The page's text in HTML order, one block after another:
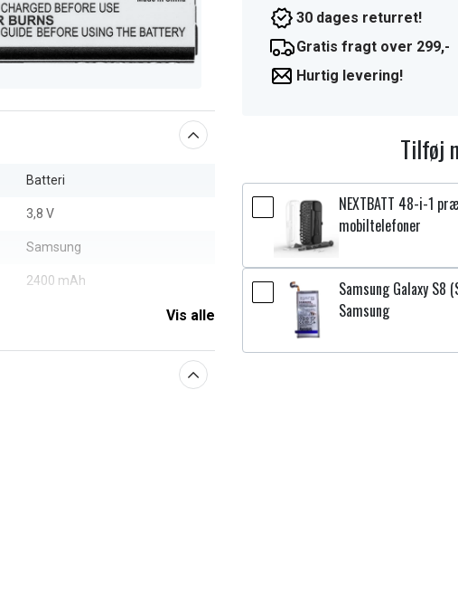
Batteri
3,8 V
Samsung
2400 mAh
Vis alle
30 dages returret!
Gratis fragt over 299,-
Hurtig levering!
Tilføj
NEXTBATT 48-i-1
mobiltelefoner
Samsung Galaxy
Samsung